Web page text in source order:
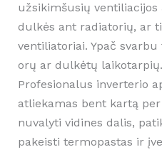
užsikimšusių ventiliacijos
dulkės ant radiatorių, ar
ventiliatoriai. Ypač
orų ar dulkėtų laikotarpių.
Profesionalus inverterio
atliekamas bent kartą
nuvalyti vidines dalis,
pakeisti termopastas ir